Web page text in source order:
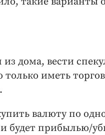
дома, вести
иметь
валюту по
будет прибылью/